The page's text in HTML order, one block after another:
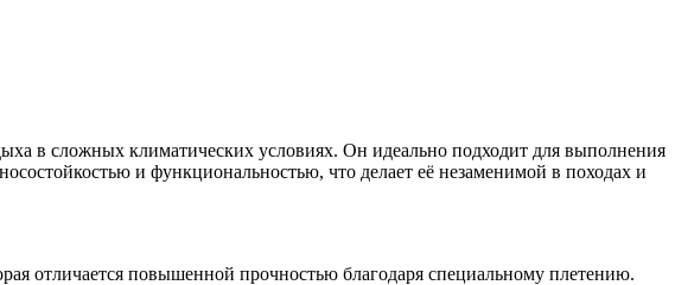
в сложных климатических условиях. Он идеально подходит для выполнения
и функциональностью, что делает её незаменимой в походах и
отличается повышенной прочностью благодаря специальному плетению.